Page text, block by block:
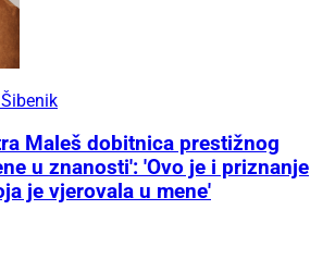
Maleš dobitnica prestižnog
u znanosti': 'Ovo je i priznanje
je vjerovala u mene'